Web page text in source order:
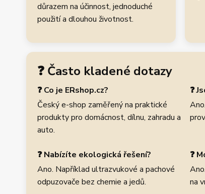
důrazem na účinnost, jednoduché
použití a dlouhou životnost.
❓ Často kladené dotazy
❓ Co je ERshop.cz?
Český e-shop zaměřený na praktické
produkty pro domácnost, dílnu, zahradu a
auto.
❓
❓ Nabízíte ekologická řešení?
Ano. Například ultrazvukové a pachové
odpuzovače bez chemie a jedů.
❓
na